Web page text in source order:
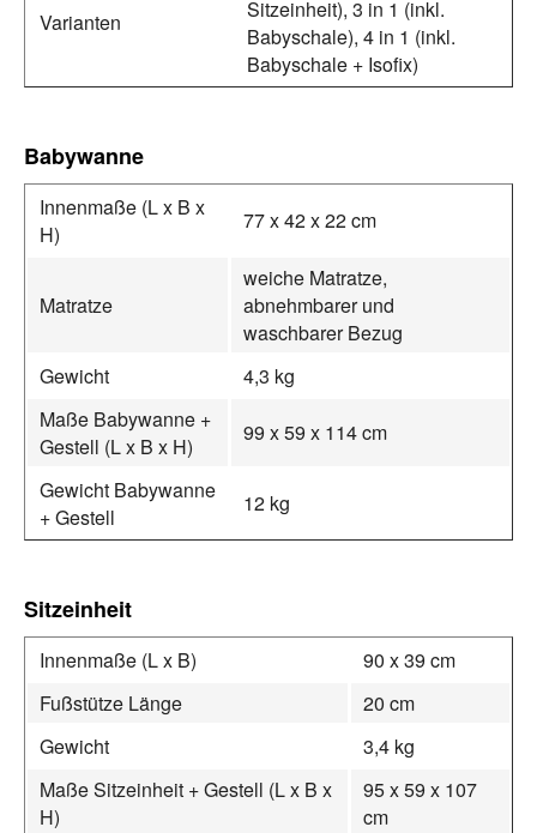
Varianten
Sitzeinheit), 3 in 1 (inkl.
Babyschale), 4 in 1 (inkl.
Babyschale + Isofix)
Babywanne
Innenmaße (L x B x
H)
77 x 42 x 22 cm
Matratze
weiche Matratze,
abnehmbarer und
waschbarer Bezug
Gewicht
4,3 kg
Maße Babywanne +
Gestell (L x B x H)
99 x 59 x 114 cm
Gewicht Babywanne
+ Gestell
12 kg
Sitzeinheit
Innenmaße (L x B)
90 x 39 cm
Fußstütze Länge
20 cm
Gewicht
3,4 kg
Maße Sitzeinheit + Gestell (L x B x
H)
95 x 59 x 107
cm